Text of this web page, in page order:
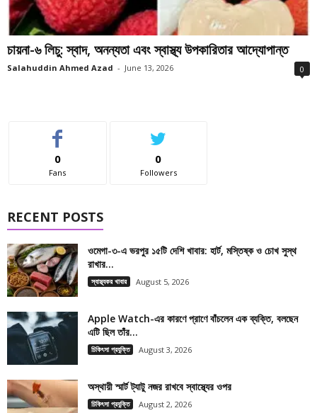
চায়না-৬ লিচু: স্বাদ, অনন্যতা এবং স্বাস্থ্য উপকারিতার আদ্যোপান্ত
Salahuddin Ahmed Azad - June 13, 2026 0
0
Fans
0
Followers
RECENT POSTS
ওমেগা-৩-এ ভরপুর ১৫টি দেশি খাবার: হার্ট, মস্তিষ্ক ও চোখ সুস্থ
রাখার...
স্বাস্থ্যকর খাবার August 5, 2026
Apple Watch-এর কারণে প্রাণে বাঁচলেন এক ব্যক্তি, বলছেন
এটি ছিল তাঁর...
চিকিৎসা প্রযুক্তি August 3, 2026
অস্থায়ী স্মার্ট ট্যাটু নজর রাখবে স্বাস্থ্যের ওপর
চিকিৎসা প্রযুক্তি August 2, 2026